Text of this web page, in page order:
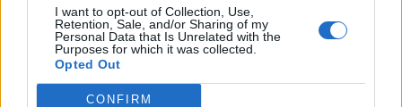
I want to opt-out of Collection, Use,
Retention, Sale, and/or Sharing of my
Personal Data that Is Unrelated with the
Purposes for which it was collected.
Opted Out
CONFIRM
Estado del tráfico e incidencias de la DGT en
Trubia Asturias
Actualmente no hay incidencias de tráfico cerca de
Asturiassegún la dirección general de tráfico